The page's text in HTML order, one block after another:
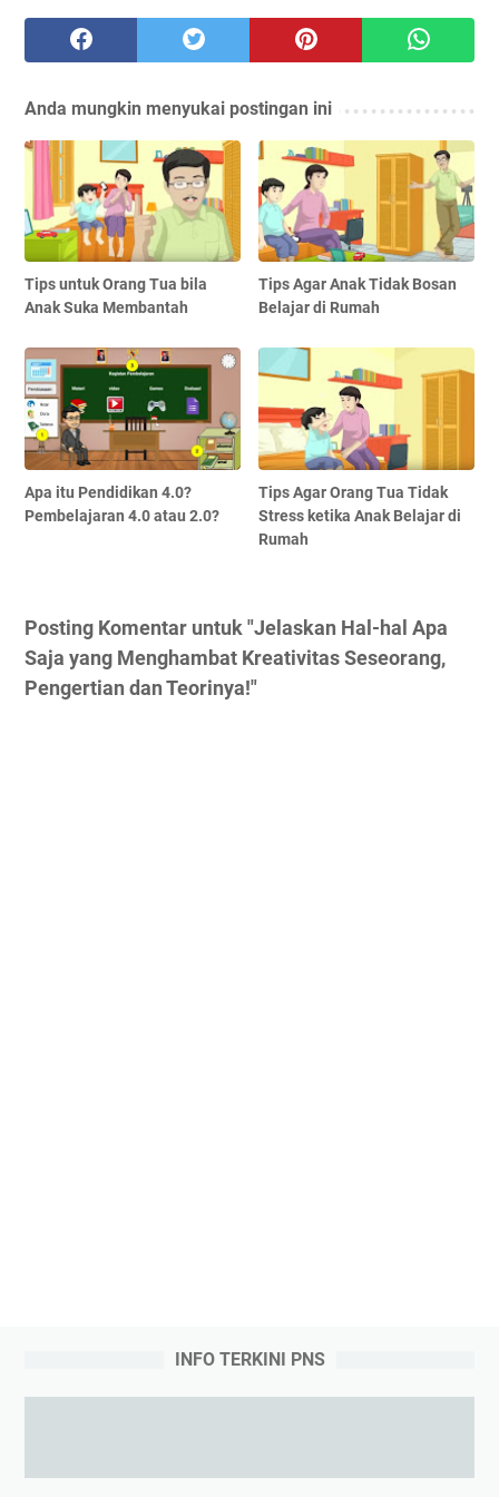
Anda mungkin menyukai postingan ini
Tips untuk Orang Tua bila
Anak Suka Membantah
Tips Agar Anak Tidak Bosan
Belajar di Rumah
Apa itu Pendidikan 4.0?
Pembelajaran 4.0 atau 2.0?
Tips Agar Orang Tua Tidak
Stress ketika Anak Belajar di
Rumah
Posting Komentar untuk "Jelaskan Hal-hal Apa
Saja yang Menghambat Kreativitas Seseorang,
Pengertian dan Teorinya!"
INFO TERKINI PNS